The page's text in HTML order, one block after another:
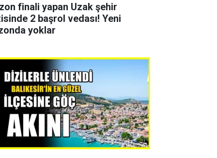
finali yapan Uzak şehir
2 başrol vedası! Yeni
yoklar